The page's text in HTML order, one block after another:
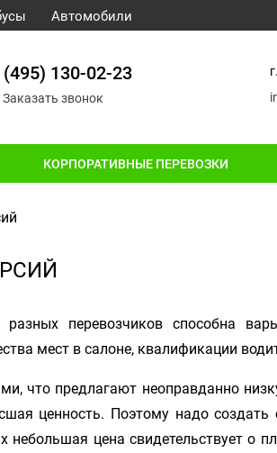
Автомобили
130-02-23
Заказать звонок
КОРПОРАТИВНЫЕ ПЕРЕВОЗКИ
перевозчиков способна
мест в салоне, квалификации
что предлагают неоправданно
ценность. Поэтому надо
цена свидетельствует о